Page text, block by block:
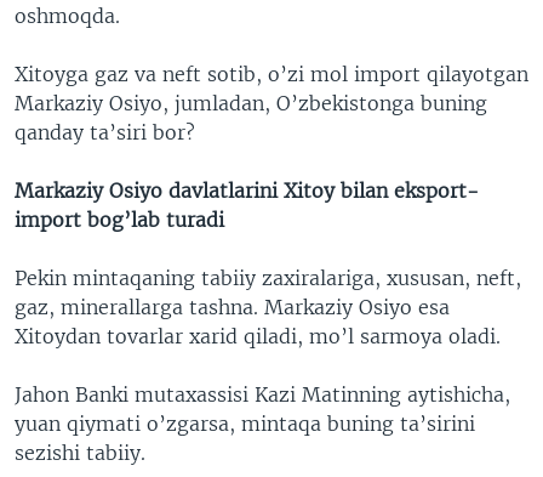
oshmoqda.
Xitoyga gaz va neft sotib, o’zi mol import qilayotgan
Markaziy Osiyo, jumladan, O’zbekistonga buning
qanday ta’siri bor?
Markaziy Osiyo davlatlarini Xitoy bilan eksport-
import bog’lab turadi
Pekin mintaqaning tabiiy zaxiralariga, xususan, neft,
gaz, minerallarga tashna. Markaziy Osiyo esa
Xitoydan tovarlar xarid qiladi, mo’l sarmoya oladi.
Jahon Banki mutaxassisi Kazi Matinning aytishicha,
yuan qiymati o’zgarsa, mintaqa buning ta’sirini
sezishi tabiiy.